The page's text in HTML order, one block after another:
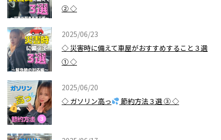
② ◇
2025/06/23
◇ 災害時に備えて車屋がおすすめすること３選
① ◇
2025/06/20
◇ ガソリン高っ
節約方法３選 ③ ◇